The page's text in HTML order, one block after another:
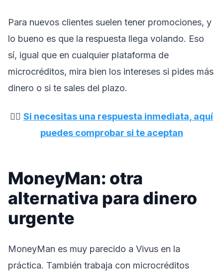
Para nuevos clientes suelen tener promociones, y
lo bueno es que la respuesta llega volando. Eso
sí, igual que en cualquier plataforma de
microcréditos, mira bien los intereses si pides más
dinero o si te sales del plazo.
👉🏼 Si necesitas una respuesta inmediata, aquí
puedes comprobar si te aceptan
MoneyMan: otra
alternativa para dinero
urgente
MoneyMan es muy parecido a Vivus en la
práctica. También trabaja con microcréditos